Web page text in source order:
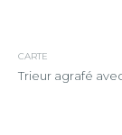
CARTE
Trieur agrafé